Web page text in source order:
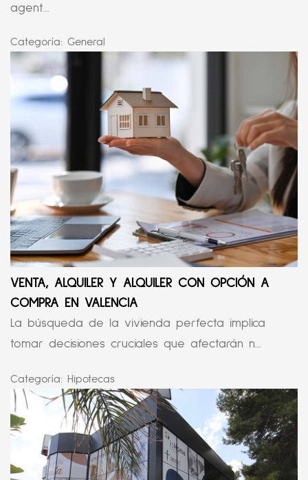
agent...
Categoría: General
VENTA, ALQUILER Y ALQUILER CON OPCIÓN A
COMPRA EN VALENCIA
La búsqueda de la vivienda perfecta implica
tomar decisiones cruciales que afectarán n...
Categoría: Hipotecas